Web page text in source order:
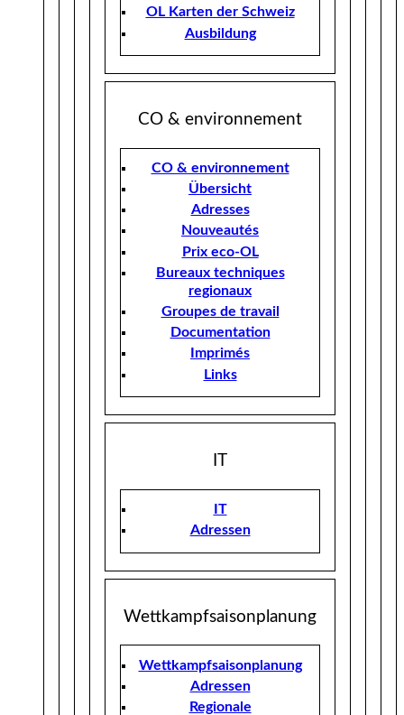
OL Karten der Schweiz
Ausbildung
CO & environnement
CO & environnement
Übersicht
Adresses
Nouveautés
Prix eco-OL
Bureaux techniques
regionaux
Groupes de travail
Documentation
Imprimés
Links
IT
IT
Adressen
Wettkampfsaisonplanung
Wettkampfsaisonplanung
Adressen
Regionale